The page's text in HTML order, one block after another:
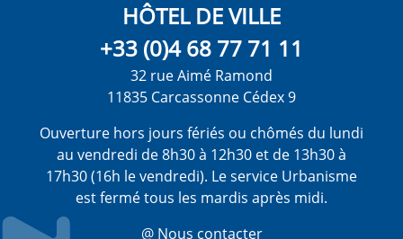
HÔTEL DE VILLE
+33 (0)4 68 77 71 11
32 rue Aimé Ramond
11835 Carcassonne Cédex 9
Ouverture hors jours fériés ou chômés du lundi
au vendredi de 8h30 à 12h30 et de 13h30 à
17h30 (16h le vendredi). Le service Urbanisme
est fermé tous les mardis après midi.
@ Nous contacter